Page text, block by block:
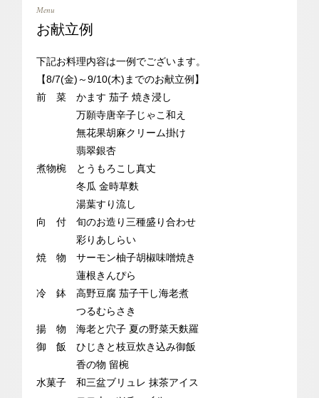
Menu
お献立例
下記お料理内容は一例でございます。
【8/7(金)～9/10(木)までのお献立例】
前 菜 かます 茄子 焼き浸し
万願寺唐辛子じゃこ和え
無花果胡麻クリーム掛け
翡翠銀杏
煮物椀 とうもろこし真丈
冬瓜 金時草麩
湯葉すり流し
向 付 旬のお造り三種盛り合わせ
彩りあしらい
焼 物 サーモン柚子胡椒味噌焼き
蓮根きんぴら
冷 鉢 高野豆腐 茄子干し海老煮
つるむらさき
揚 物 海老と穴子 夏の野菜天麩羅
御 飯 ひじきと枝豆炊き込み御飯
香の物 留椀
水菓子 和三盆ブリュレ 抹茶アイス